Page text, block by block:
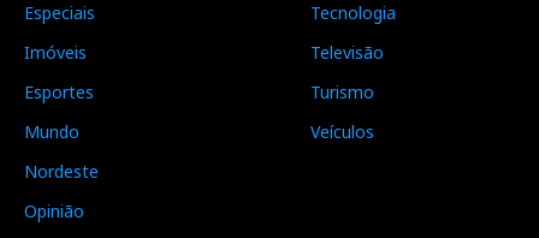
Especiais
Imóveis
Esportes
Mundo
Nordeste
Opinião
Tecnologia
Televisão
Turismo
Veículos